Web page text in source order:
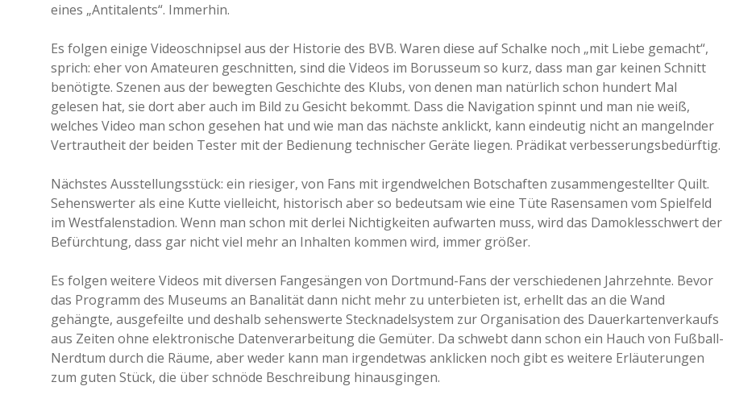
eines „Antitalents“. Immerhin.
Es folgen einige Videoschnipsel aus der Historie des BVB. Waren diese auf Schalke noch „mit Liebe gemacht“,
sprich: eher von Amateuren geschnitten, sind die Videos im Borusseum so kurz, dass man gar keinen Schnitt
benötigte. Szenen aus der bewegten Geschichte des Klubs, von denen man natürlich schon hundert Mal
gelesen hat, sie dort aber auch im Bild zu Gesicht bekommt. Dass die Navigation spinnt und man nie weiß,
welches Video man schon gesehen hat und wie man das nächste anklickt, kann eindeutig nicht an mangelnder
Vertrautheit der beiden Tester mit der Bedienung technischer Geräte liegen. Prädikat verbesserungsbedürftig.
Nächstes Ausstellungsstück: ein riesiger, von Fans mit irgendwelchen Botschaften zusammengestellter Quilt.
Sehenswerter als eine Kutte vielleicht, historisch aber so bedeutsam wie eine Tüte Rasensamen vom Spielfeld
im Westfalenstadion. Wenn man schon mit derlei Nichtigkeiten aufwarten muss, wird das Damoklesschwert der
Befürchtung, dass gar nicht viel mehr an Inhalten kommen wird, immer größer.
Es folgen weitere Videos mit diversen Fangesängen von Dortmund-Fans der verschiedenen Jahrzehnte. Bevor
das Programm des Museums an Banalität dann nicht mehr zu unterbieten ist, erhellt das an die Wand
gehängte, ausgefeilte und deshalb sehenswerte Stecknadelsystem zur Organisation des Dauerkartenverkaufs
aus Zeiten ohne elektronische Datenverarbeitung die Gemüter. Da schwebt dann schon ein Hauch von Fußball-
Nerdtum durch die Räume, aber weder kann man irgendetwas anklicken noch gibt es weitere Erläuterungen
zum guten Stück, die über schnöde Beschreibung hinausgingen.